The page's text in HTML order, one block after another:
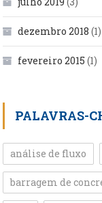
dezembro 2018 (1)
fevereiro 2015 (1)
PALAVRAS-
análise de fluxo
barragem de